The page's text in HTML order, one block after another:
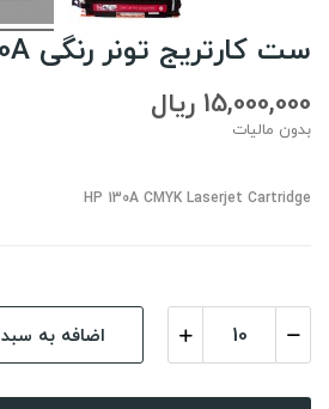
ست کارتریج تونر رنگی Hp 130A
15,000,000 ریال
بدون مالیات
HP 130A CMYK Laserjet Cartridge
اضافه به سبد